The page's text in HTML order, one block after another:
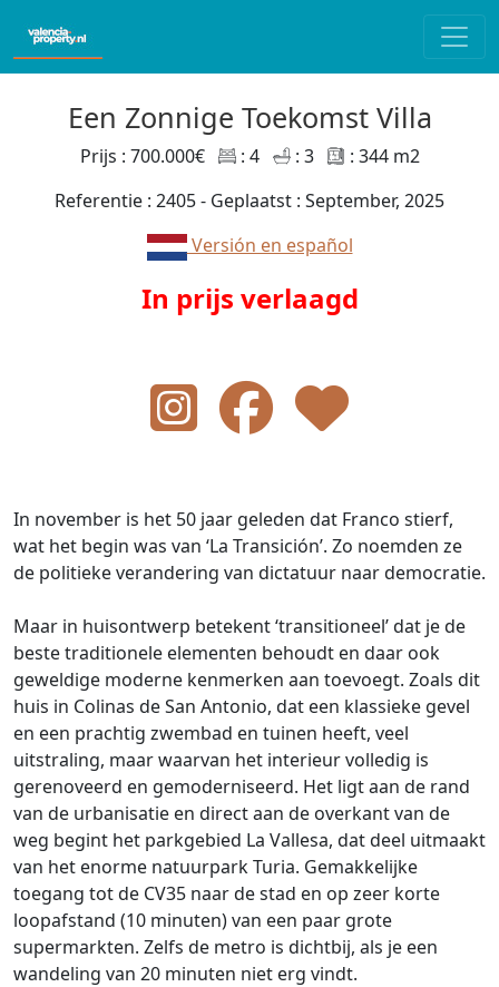
Een Zonnige Toekomst Villa
Prijs : 700.000€ : 4 : 3
: 344 m2
Referentie : 2405 - Geplaatst : September, 2025
Versión en español
In prijs verlaagd
In november is het 50 jaar geleden dat Franco stierf,
wat het begin was van ‘La Transición’. Zo noemden ze
de politieke verandering van dictatuur naar democratie.
Maar in huisontwerp betekent ‘transitioneel’ dat je de
beste traditionele elementen behoudt en daar ook
geweldige moderne kenmerken aan toevoegt. Zoals dit
huis in Colinas de San Antonio, dat een klassieke gevel
en een prachtig zwembad en tuinen heeft, veel
uitstraling, maar waarvan het interieur volledig is
gerenoveerd en gemoderniseerd. Het ligt aan de rand
van de urbanisatie en direct aan de overkant van de
weg begint het parkgebied La Vallesa, dat deel uitmaakt
van het enorme natuurpark Turia. Gemakkelijke
toegang tot de CV35 naar de stad en op zeer korte
loopafstand (10 minuten) van een paar grote
supermarkten. Zelfs de metro is dichtbij, als je een
wandeling van 20 minuten niet erg vindt.